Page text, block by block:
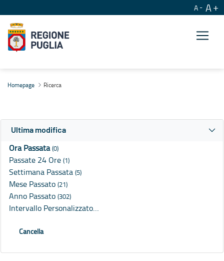
A A
Homepage Ricerca
Ultima modifica
Ora Passata(0)
Passate 24 Ore (1)
Settimana Passata (5)
Mese Passato (21)
Anno Passato (302)
Intervallo Personalizzato…
Cancella